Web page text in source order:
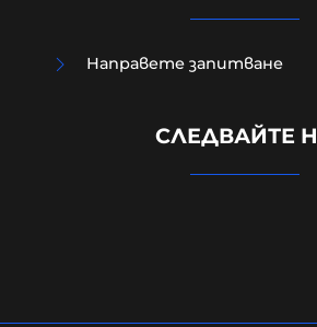
украинската
Направете запитване
СЛЕДВАЙТЕ